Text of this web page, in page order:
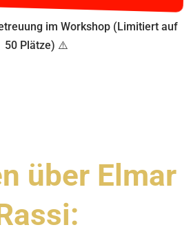
im Workshop (Limitiert auf
50 Plätze) ⚠️
über Elmar